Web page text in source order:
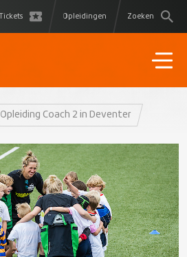
Tickets Opleidingen Zoeken
Opleiding Coach 2 in Deventer